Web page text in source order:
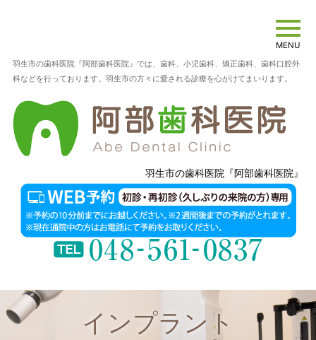
MENU
羽生市の歯科医院『阿部歯科医院』では、歯科、小児歯科、矯正歯科、歯科口腔外
科などを行っております。羽生市の方々に愛される診療を心がけてまいります。
羽生市の歯科医院『阿部歯科医院』
インプラント